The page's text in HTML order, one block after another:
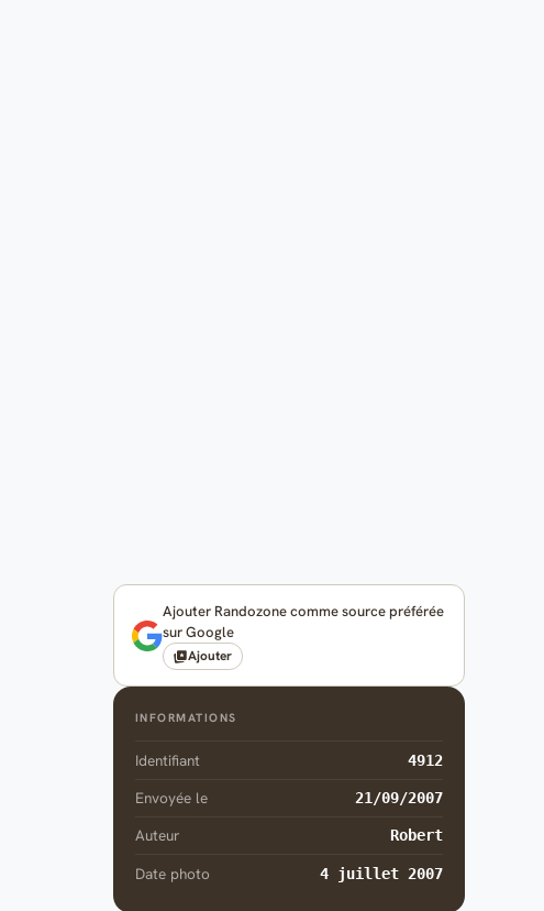
Ajouter Randozone comme source préférée
sur Google
Ajouter
INFORMATIONS
Identifiant 4912
Envoyée le 21/09/2007
Auteur Robert
Date photo 4 juillet 2007